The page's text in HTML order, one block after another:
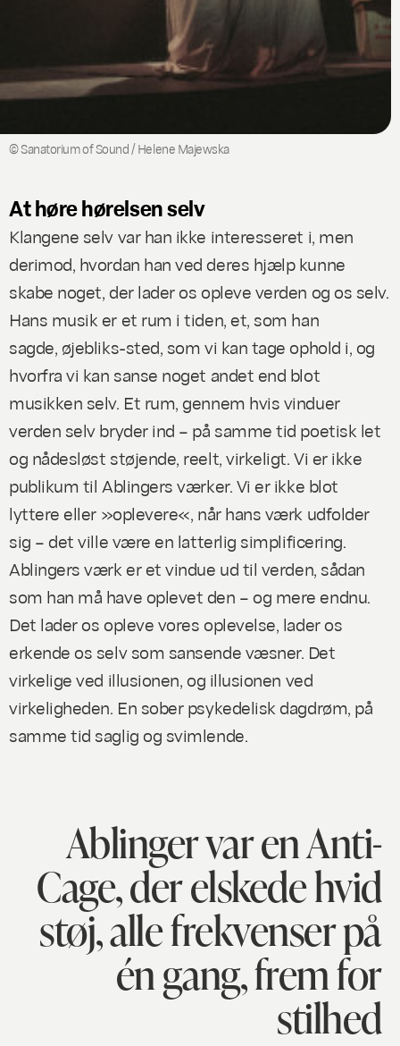
© Sanatorium of Sound / Helene Majewska
At høre hørelsen selv
Klangene selvvar han ikke interesseret i, men
derimod, hvordan han ved deres hjælp kunne
skabe noget, der lader os opleve verden og os selv.
Hans musik er et rum i tiden, et, som han
sagde, øjebliks-sted, som vi kan tage ophold i, og
hvorfra vi kan sanse noget andet end blot
musikken selv. Et rum, gennem hvis vinduer
verden selv bryder ind – på samme tid poetisk let
og nådesløst støjende, reelt, virkeligt. Vi er ikke
publikum til Ablingers værker. Vi er ikke blot
lyttere eller »oplevere«, når hans værk udfolder
sig – det ville være en latterlig simplificering.
Ablingers værk er et vindue ud til verden, sådan
som han må have oplevet den – og mere endnu.
Det lader os opleve vores oplevelse, lader os
erkende os selv som sansende væsner. Det
virkelige ved illusionen, og illusionen ved
virkeligheden. En sober psykedelisk dagdrøm, på
samme tid saglig og svimlende.
Ablinger var en Anti-
Cage, der elskede hvid
støj, alle frekvenser på
én gang, frem for
stilhed